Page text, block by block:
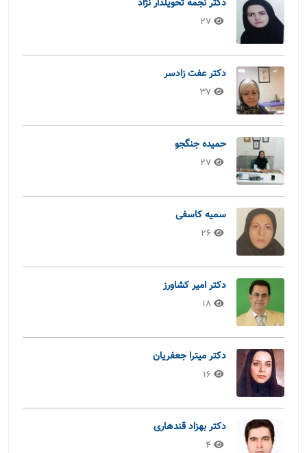
27
دکتر عفت زادسر
37
حمیده جنگجو
27
سمیه کاسفی
26
دکتر امیر کشاورز
18
دکتر میترا جعفریان
16
دکتر بهزاد قندهاری
4